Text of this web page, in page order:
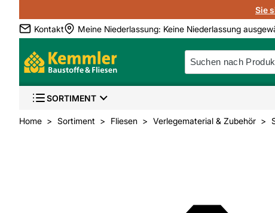
Sie
Kontakt
Meine Niederlassung: Keine Niederlassung
SORTIMENT
Home Sortiment Fliesen Verlegematerial & Zubehör